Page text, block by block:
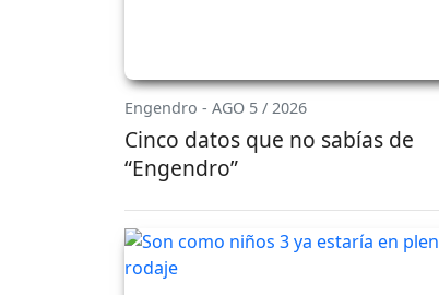
Engendro - AGO 5 / 2026
Cinco datos que no sabías de
“Engendro”